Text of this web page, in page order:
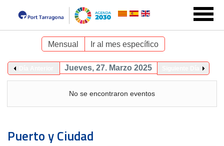
Mensual Ir al mes específico
Jueves, 27. Marzo 2025
No se encontraron eventos
Puerto y Ciudad